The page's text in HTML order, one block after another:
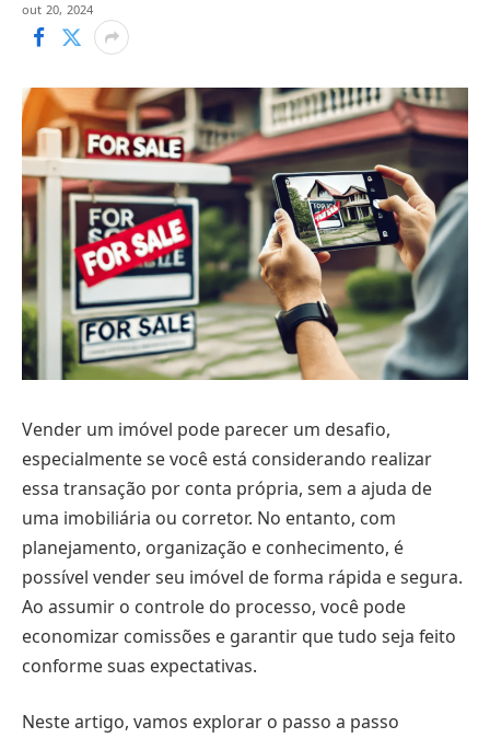
out 20, 2024
Vender um imóvel pode parecer um desafio,
especialmente se você está considerando realizar
essa transação por conta própria, sem a ajuda de
uma imobiliária ou corretor. No entanto, com
planejamento, organização e conhecimento, é
possível vender seu imóvel de forma rápida e segura.
Ao assumir o controle do processo, você pode
economizar comissões e garantir que tudo seja feito
conforme suas expectativas.
Neste artigo, vamos explorar o passo a passo